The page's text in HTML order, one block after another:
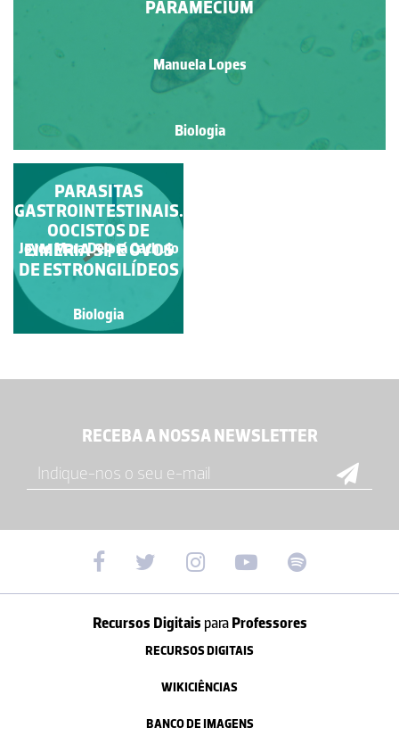
PARAMECIUM
Manuela Lopes
Biologia
PARASITAS
GASTROINTESTINAIS.
OOCISTOS DE
EIMERIA SP E OVOS
DE ESTRONGILÍDEOS
Joyce Mara Delprá Cachulo
Biologia
RECEBA A NOSSA NEWSLETTER
Recursos Digitais paraProfessores
RECURSOS DIGITAIS
WIKICIÊNCIAS
BANCO DE IMAGENS